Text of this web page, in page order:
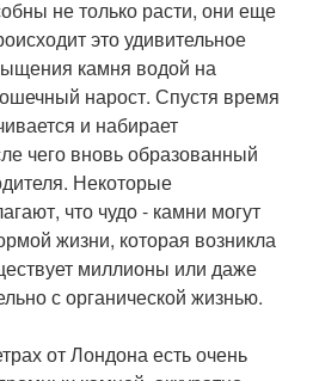
не только расти, они еще
это удивительное
камня водой на
нарост. Спустя время
и набирает
чего вновь образованный
Некоторые
что чудо - камни могут
жизни, которая возникла
миллионы или даже
с органической жизнью.
от Лондона есть очень